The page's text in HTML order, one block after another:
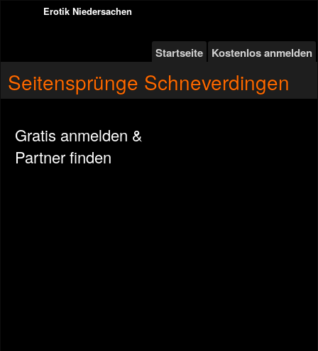
Erotik Niedersachen
Startseite Kostenlos anmelden
Seitensprünge Schneverdingen
Gratis anmelden &
Partner finden